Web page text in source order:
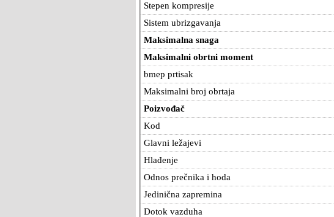
Stepen kompresije
Sistem ubrizgavanja
Maksimalna snaga
Maksimalni obrtni moment
bmep prtisak
Maksimalni broj obrtaja
Poizvođač
Kod
Glavni ležajevi
Hlađenje
Odnos prečnika i hoda
Jedinična zapremina
Dotok vazduha